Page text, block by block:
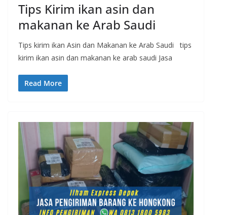
Tips Kirim ikan asin dan
makanan ke Arab Saudi
Tips kirim ikan Asin dan Makanan ke Arab Saudi tips
kirim ikan asin dan makanan ke arab saudi Jasa
Read More